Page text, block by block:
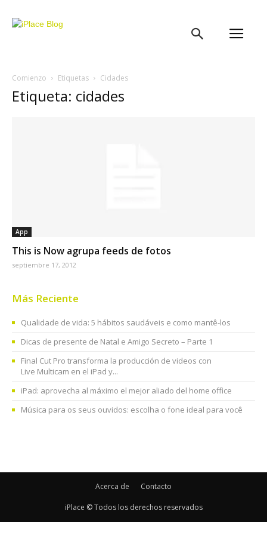
Comienzo Etiquetas Cidades
Etiqueta: cidades
App
This is Now agrupa feeds de fotos
septiembre 17, 2012
Más Reciente
Qualidade de vida: 5 hábitos saudáveis e como mantê-los
Dicas de presente de Natal e Amigo Secreto – Parte 1
Final Cut Pro transforma la producción de videos con
Live Multicam en el iPad y...
iPad: aprovecha al máximo el mejor aliado del home office
Música para os seus ouvidos: escolha o fone ideal para você
Acerca de Contacto
iPlace © Todos los derechos reservados